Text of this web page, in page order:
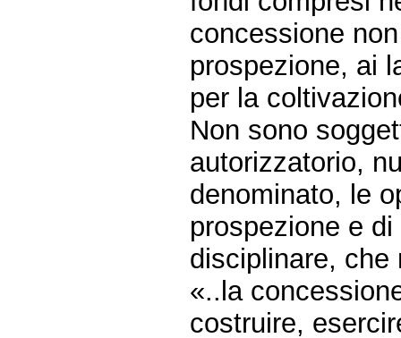
concessione
prospezione, ai
per la
Non sono
autorizzatorio,
denominato, le
prospezione e
disciplinare, che
«..la
costruire,